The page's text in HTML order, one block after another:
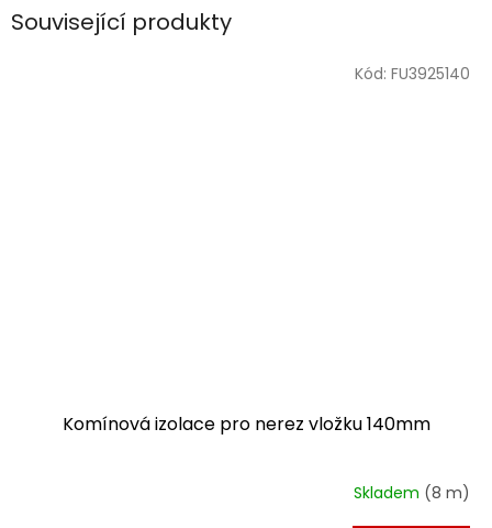
Související produkty
Komínová izolace pro nerez vložku 140mm
Skladem (8 m)
Kód: FU3925140